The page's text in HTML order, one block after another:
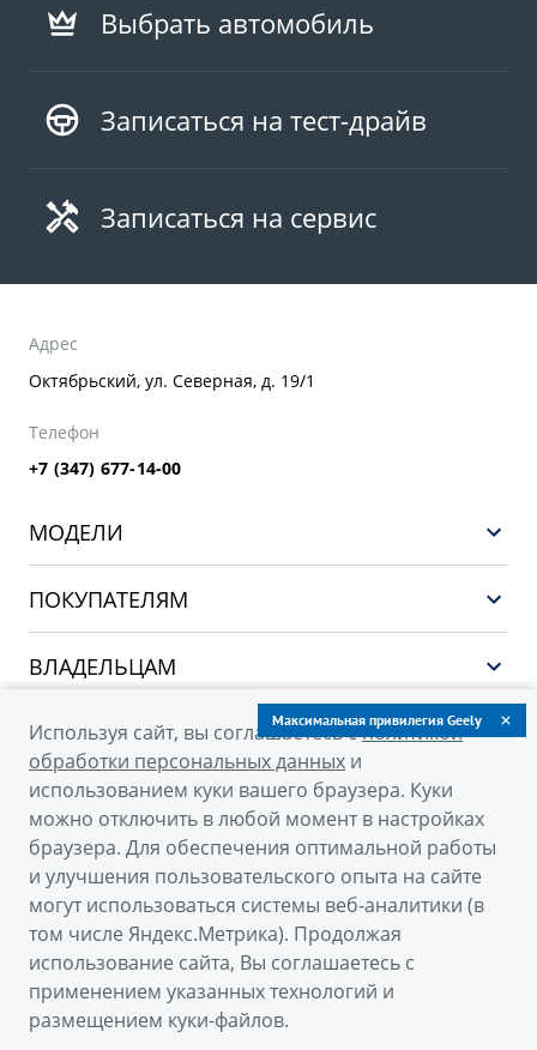
Выбрать автомобиль
Записаться на тест-драйв
Записаться на сервис
Адрес
Октябрьский, ул. Северная, д. 19/1
Телефон
+7 (347) 677-14-00
МОДЕЛИ
CITYRAY
OKAVANGO
MONJARO
Архивные модели
ПОКУПАТЕЛЯМ
Финансы и услуги
ВЛАДЕЛЬЦАМ
Поддержка
О КОМПАНИИ
О бренде GEELY
О дилерском центре
Новости
Наша команда
Правовая информация
Контакты
© 2026
Официальный сайт Geely в России
Политика обработки персональных данных
Правовая информация
Используя сайт, вы соглашаетесь сполитикой
обработки персональных данных и
использованием куки вашего браузера. Куки
можно отключить в любой момент в настройках
браузера. Для обеспечения оптимальной работы
и улучшения пользовательского опыта на сайте
могут использоваться системы веб-аналитики (в
том числе Яндекс.Метрика). Продолжая
использование сайта, Вы соглашаетесь с
применением указанных технологий и
размещением куки-файлов.
Максимальная привилегия Geely